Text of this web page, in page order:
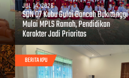
JUL 14, 2026
SDN 07 Kubu Gulai Bancah Bukittinggi
Mulai MPLS Ramah, Pendidikan
Karakter Jadi Prioritas
BERITA KPU